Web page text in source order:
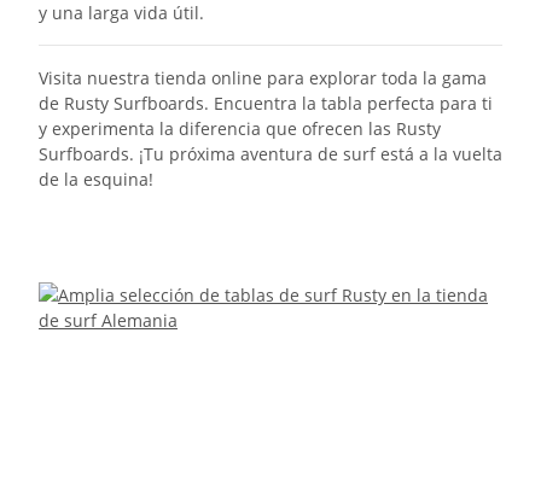
y una larga vida útil.
Visita nuestra tienda online para explorar toda la gama
de Rusty Surfboards. Encuentra la tabla perfecta para ti
y experimenta la diferencia que ofrecen las Rusty
Surfboards. ¡Tu próxima aventura de surf está a la vuelta
de la esquina!